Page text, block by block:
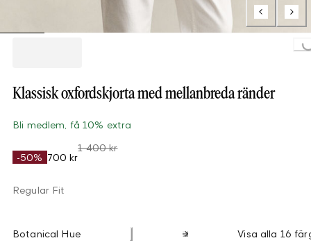
Loading...
Klassisk oxfordskjorta med mellanbreda ränder
Bli medlem, få 10% extra
-50% 700 kr
1 400 kr
Regular Fit
Botanical Hue Visa alla 16